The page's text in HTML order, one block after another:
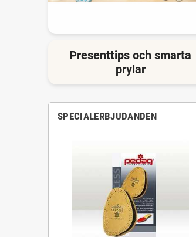
Presenttips och smarta
prylar
SPECIALERBJUDANDEN